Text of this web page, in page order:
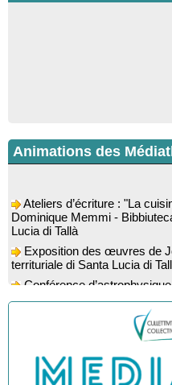
Animations des
Dominique Memmi -
Lucia di Tallà
territuriale di Santa Lucia di
Bicchisgià
Exposition des œuvres de
"Racines, peintures
Animation : "Petits